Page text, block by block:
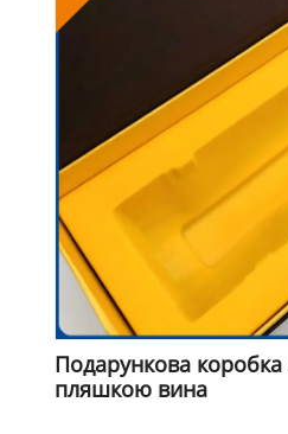
Подарункова коробка
пляшкою вина